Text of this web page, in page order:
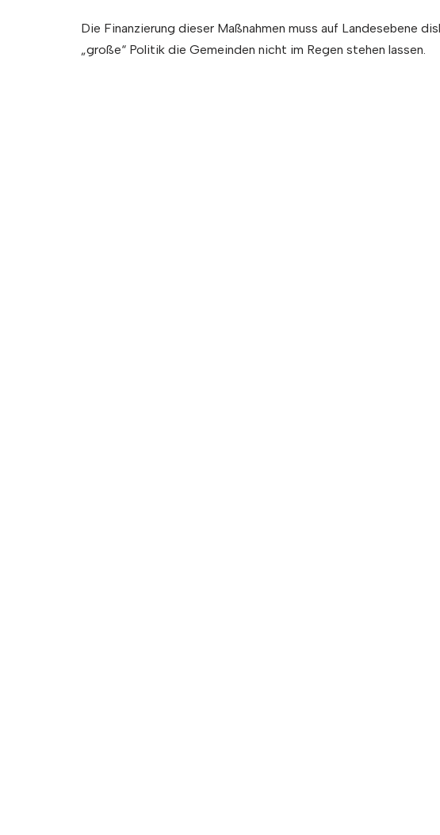
Die Finanzierung dieser Maßnahmen muss auf Landesebene
„große“ Politik die Gemeinden nicht im Regen stehen lassen.